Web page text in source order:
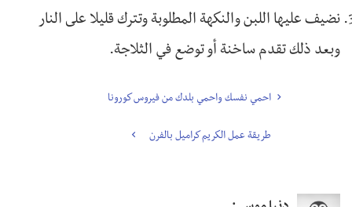
نضيف عليها اللبن والنكهة المطلوبة وتترك قليلا على النار
وبعد ذلك تقدم ساخنة أو توضع في الثلاجة.
احمي نفسك واحمي بلدك من فيروس كورونا
طريقة عمل الكريم كراميل بالفرن